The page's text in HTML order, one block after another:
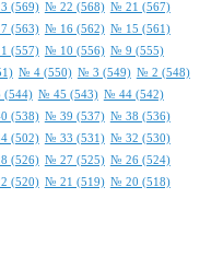
(569) № 22 (568) № 21 (567)
(563) № 16 (562) № 15 (561)
(557) № 10 (556) № 9 (555)
№ 4 (550) № 3 (549) № 2 (548)
№ 45 (543) № 44 (542)
(538) № 39 (537) № 38 (536)
(502) № 33 (531) № 32 (530)
(526) № 27 (525) № 26 (524)
(520) № 21 (519) № 20 (518)